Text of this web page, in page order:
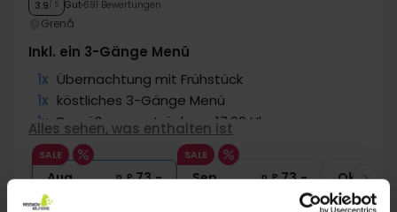
3.9/ 5 Gut 691 Bewertungen
Grenå
Inkl. ein 3-Gänge Menü
1x Übernachtung mit Frühstück
1x köstliches 3-Gänge Menü
1x Begrüßungsgetränk um 17.00 Uhr
∞ Gratis Kaffee/Tee zum Aufenthalt
∞ Gratis Internet und Parken
Alles sehen, was enthalten ist
SALE
Aug p. P.73,-
SALE
Sep p. P.73,-
Gesamt 146,-
Okt